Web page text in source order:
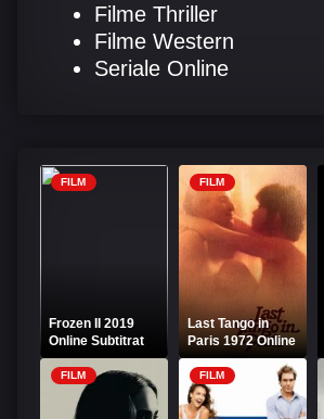
Filme Thriller
Filme Western
Seriale Online
FILM
Frozen II 2019
Online Subtitrat
FILM
Last Tango in
Paris 1972 Online
Subtitrat
FILM FILM